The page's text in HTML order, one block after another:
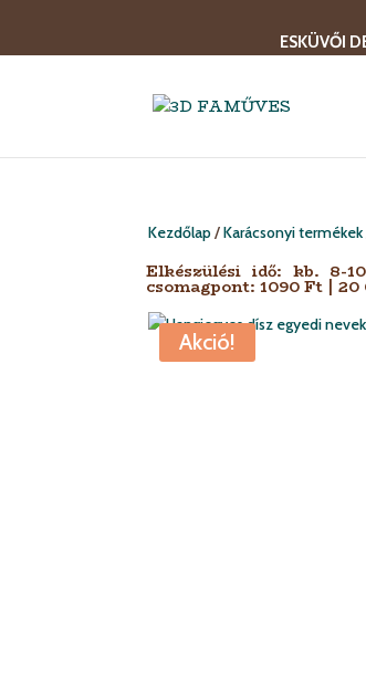
ESKÜVŐI
Kezdőlap/Karácsonyi termékek
Elkészülési idő: kb. 8-
csomagpont: 1090 Ft |
Akció!